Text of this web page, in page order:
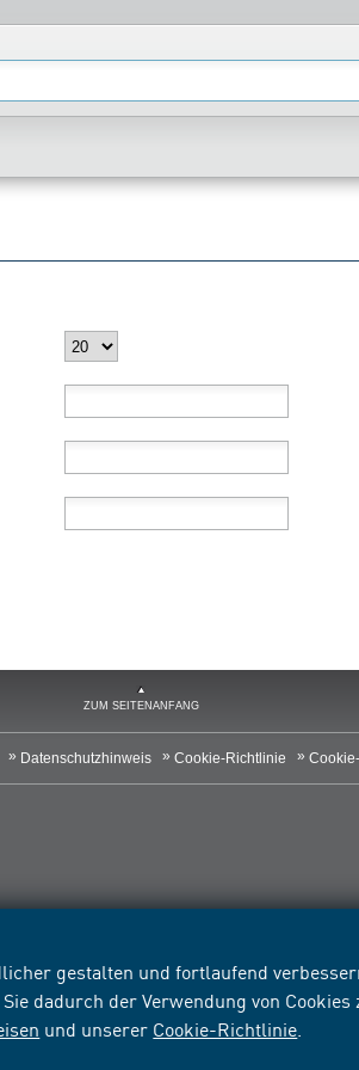
gestalten und fortlaufend
dadurch der Verwendung von
und unserer Cookie-Richtlinie
ZUM SEITENANFANG
Datenschutzhinweis Cookie-Richtlinie